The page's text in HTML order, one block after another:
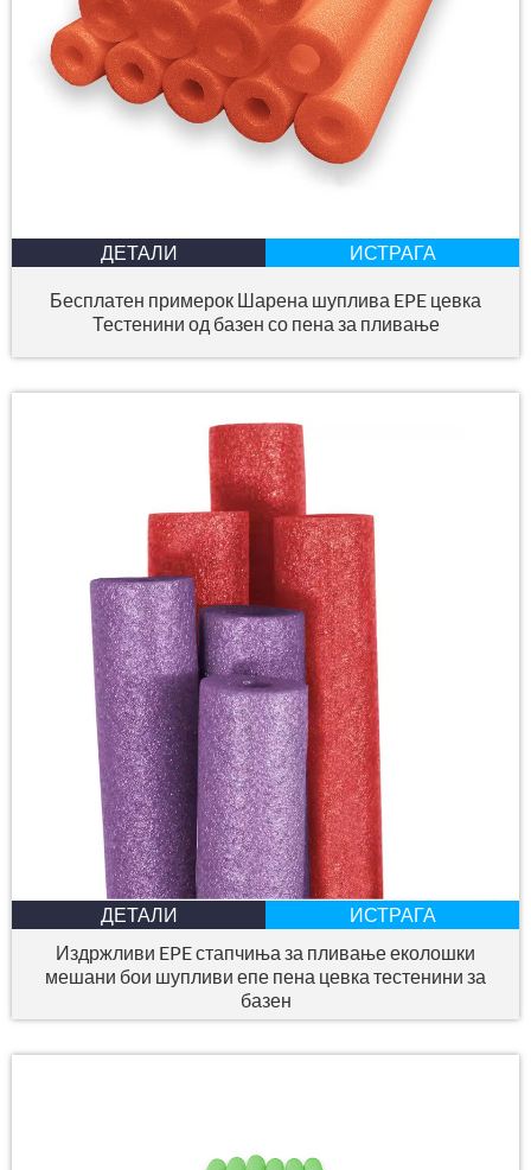
ДЕТАЛИ ИСТРАГА
Бесплатен примерок Шарена шуплива EPE цевка
Тестенини од базен со пена за пливање
ДЕТАЛИ
ИСТРАГА
Издржливи EPE стапчиња за пливање еколошки
мешани бои шупливи епе пена цевка тестенини за
базен